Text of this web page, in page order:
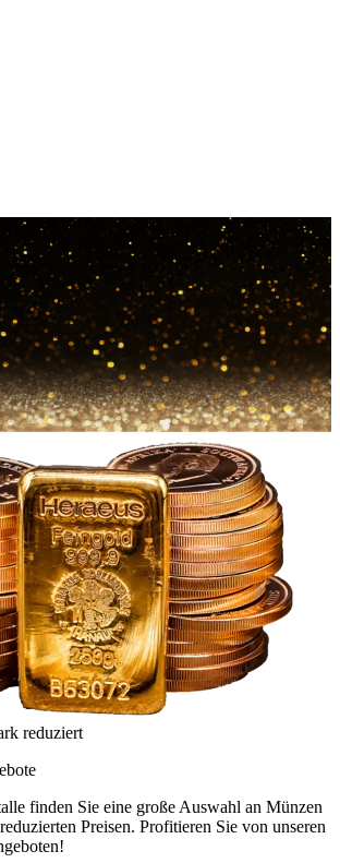
reduziert
finden Sie eine große Auswahl an Münzen
Preisen. Profitieren Sie von unseren